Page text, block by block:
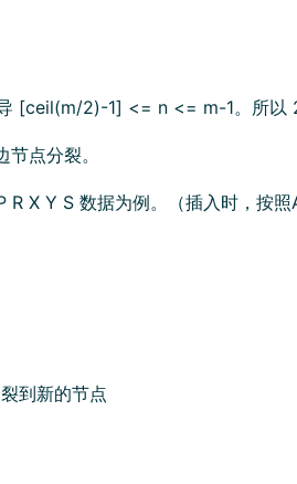
[ceil(m/2)-1] <= n <= m-1。所
点分裂。
X Y S 数据为例。（插入时，按照
到新的节点